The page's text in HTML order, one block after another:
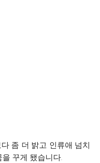
좀 더 밝고 인류애 넘치
꾸게 됐습니다.